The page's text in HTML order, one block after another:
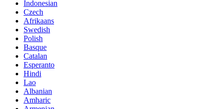
Indonesian
Czech
Afrikaans
Swedish
Polish
Basque
Catalan
Esperanto
Hindi
Lao
Albanian
Amharic